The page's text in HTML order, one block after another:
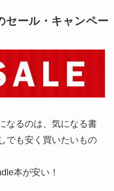
セール・キャンペー
なるのは、気になる書
でも安く買いたいもの
本が安い！